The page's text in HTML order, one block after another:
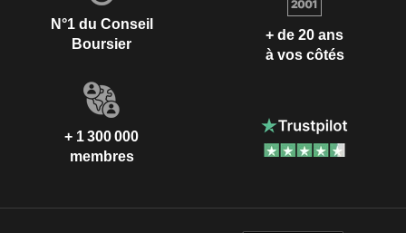
N°1 du Conseil
Boursier
+ de 20 ans
à vos côtés
+ 1 300 000
membres